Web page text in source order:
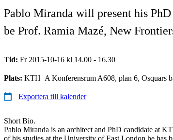
Pablo Miranda will present his
be Prof. Ramia Mazé, New
Tid: Fr 2015-10-16 kl 14.00 - 16.30
Plats: KTH–A Konferensrum A608, plan 6, Osquars
Exportera till kalender
Short Bio.
Pablo Miranda is an architect and PhD candidate at
of his studies at the University of East London he has